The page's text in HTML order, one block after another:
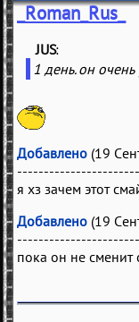
_Roman_Rus_
(JUS
1 день. он
Добавлено (19
я хз зачем этот
Добавлено (19
пока он не сменит